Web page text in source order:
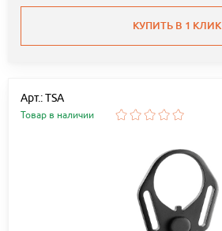
КУПИТЬ В 1 КЛИК
Арт.: TSA
Товар в наличии